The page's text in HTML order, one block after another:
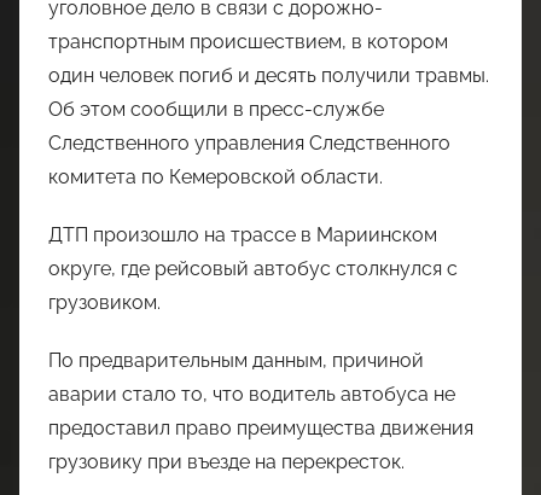
уголовное дело в связи с дорожно-
транспортным происшествием, в котором
один человек погиб и десять получили травмы.
Об этом сообщили в пресс-службе
Следственного управления Следственного
комитета по Кемеровской области.
ДТП произошло на трассе в Мариинском
округе, где рейсовый автобус столкнулся с
грузовиком.
По предварительным данным, причиной
аварии стало то, что водитель автобуса не
предоставил право преимущества движения
грузовику при въезде на перекресток.